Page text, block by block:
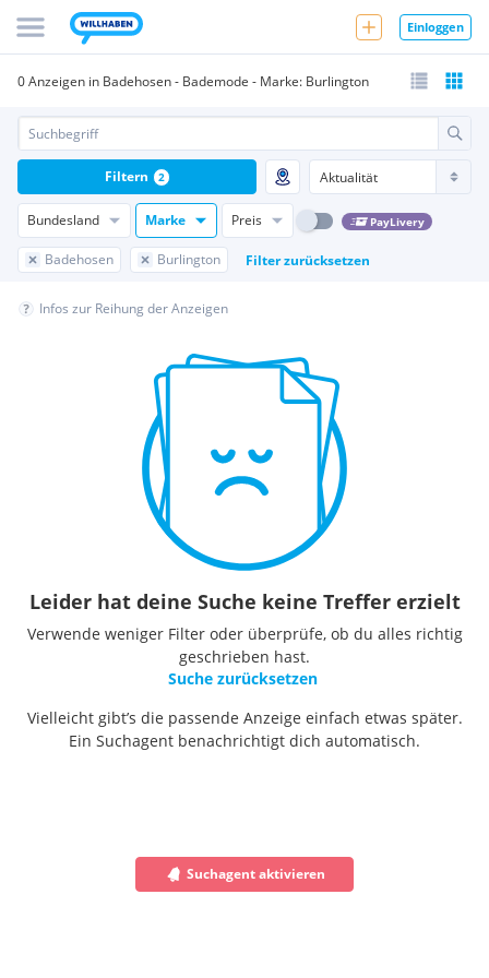
Einloggen
0 Anzeigen in Badehosen - Bademode - Marke: Burlington
Bundesland Marke Preis PayLivery
Badehosen Burlington Filter zurücksetzen
Filtern 2
Infos zur Reihung der Anzeigen
Leider hat deine Suche keine Treffer erzielt
Verwende weniger Filter oder überprüfe, ob du alles richtig
geschrieben hast.
Suche zurücksetzen
Vielleicht gibt’s die passende Anzeige einfach etwas später.
Ein Suchagent benachrichtigt dich automatisch.
Suchagent aktivieren